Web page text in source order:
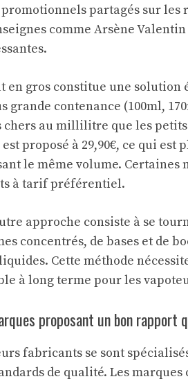
promotionnels partagés sur les
comme Arsène
en gros constitue une
grande contenance (100ml,
chers au millilitre que les petits
est proposé à 29,90€, ce qui
le même volume. Certaines
à tarif préférentiel.
approche consiste à se
concentrés, de bases et de
Cette méthode
à long terme pour les
proposant un bon rapport
fabricants se sont
de qualité. Les